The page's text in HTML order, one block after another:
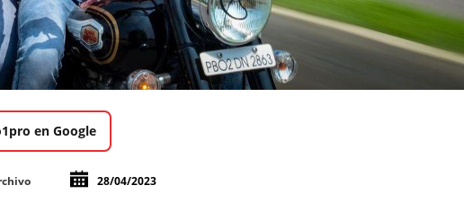
en Google
28/04/2023